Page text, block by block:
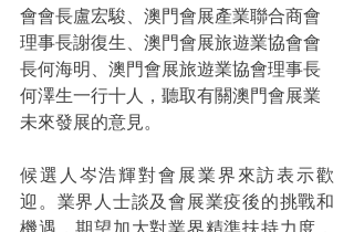
會會長盧宏駿、澳門會展產業聯合商會
理事長謝復生、澳門會展旅遊業協會會
長何海明、澳門會展旅遊業協會理事長
何澤生一行十人，聽取有關澳門會展業
未來發展的意見。
候選人岑浩輝對會展業界來訪表示歡
迎。業界人士談及會展業疫後的挑戰和